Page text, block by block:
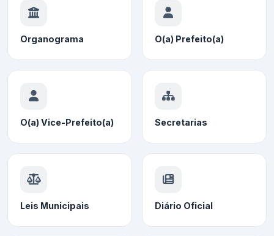
Organograma O(a) Prefeito(a)
O(a) Vice-Prefeito(a) Secretarias
Leis Municipais Diário Oficial